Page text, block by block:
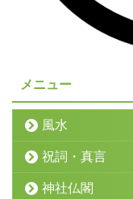
メニュー
風水
祝詞・真言
神社仏閣